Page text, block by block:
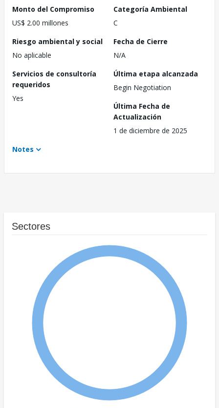
Monto del Compromiso
US$ 2.00 millones
Categoría Ambiental
C
Riesgo ambiental y social
No aplicable
Fecha de Cierre
N/A
Servicios de consultoría
requeridos
Yes
Última etapa alcanzada
Begin Negotiation
Última Fecha de
Actualización
1 de diciembre de 2025
Notes
Sectores